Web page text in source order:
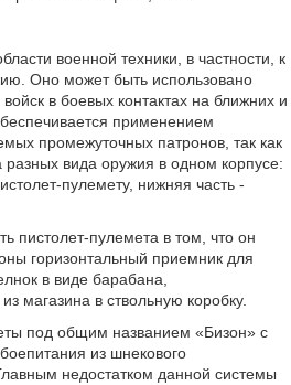
военной техники, в частности, к
Оно может быть использовано
в боевых контактах на ближних и
применением
промежуточных патронов, так как
разных вида оружия в одном корпусе:
пулемету, нижняя часть -
пистолет-пулемета в том, что он
горизонтальный приемник для
в виде барабана,
магазина в ствольную коробку.
под общим названием «Бизон» с
из шнекового
недостатком данной системы